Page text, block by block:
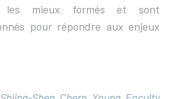
les mieux formés et sont
pour répondre aux enjeux